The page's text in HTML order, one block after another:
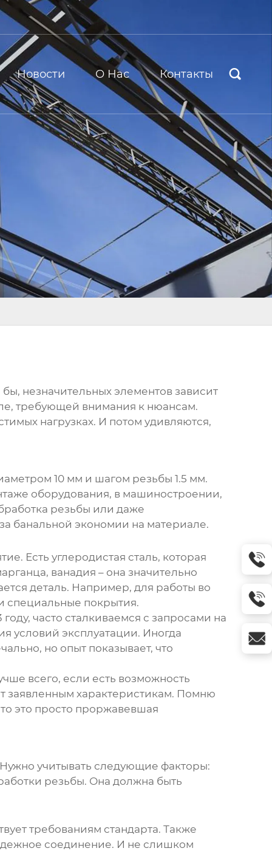
Новости О Hас Контакты 
незначительных элементов зависит
требующей внимания к нюансам.
нагрузках. И потом удивляются,
10 мм и шагом резьбы 1.5 мм.
оборудования, в машиностроении,
резьбы или даже
банальной экономии на материале.
Есть углеродистая сталь, которая
ванадия – она значительно
деталь. Например, для работы во
специальные покрытия.
часто сталкиваемся с запросами на
условий эксплуатации. Иногда
но опыт показывает, что
всего, если есть возможность
заявленным характеристикам. Помню
это просто проржавевшая
учитывать следующие факторы:
резьбы. Она должна быть
требованиям стандарта. Также
соединение. И не слишком